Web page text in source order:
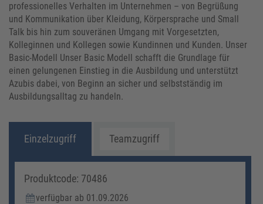
professionelles Verhalten im Unternehmen – von Begrüßung
und Kommunikation über Kleidung, Körpersprache und Small
Talk bis hin zum souveränen Umgang mit Vorgesetzten,
Kolleginnen und Kollegen sowie Kundinnen und Kunden. Unser
Basic-Modell Unser Basic Modell schafft die Grundlage für
einen gelungenen Einstieg in die Ausbildung und unterstützt
Azubis dabei, von Beginn an sicher und selbstständig im
Ausbildungsalltag zu handeln.
Einzelzugriff Teamzugriff
Produktcode: 70486
verfügbar ab 01.09.2026